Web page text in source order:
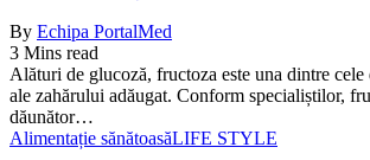
By Echipa PortalMed
3 Mins read
Alături de glucoză, fructoza este una dintre cele
ale zahărului adăugat. Conform specialiștilor,
dăunător…
Alimentație sănătoasăLIFE STYLE